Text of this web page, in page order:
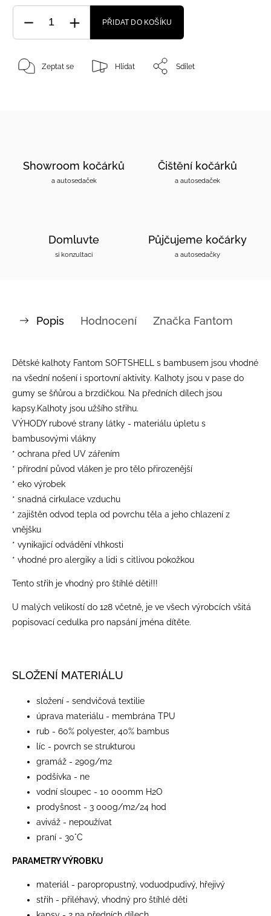
PŘIDAT DO KOŠÍKU
Zeptat se Hlídat Sdílet
Showroom kočárků
a autosedaček
Čištění kočárků
a autosedaček
Domluvte
si konzultaci
Půjčujeme kočárky
a autosedačky
Popis Hodnocení Značka Fantom
Dětské kalhoty Fantom SOFTSHELL s bambusem jsou vhodné
na všední nošení i sportovní aktivity. Kalhoty jsou v pase do
gumy se šňůrou a brzdičkou. Na předních dílech jsou
kapsy.Kalhoty jsou užšího střihu.
VÝHODY rubové strany látky - materiálu úpletu s
bambusovými vlákny
* ochrana před UV zářením
* přírodní původ vláken je pro tělo přirozenější
* eko výrobek
* snadná cirkulace vzduchu
* zajištěn odvod tepla od povrchu těla a jeho chlazení z
vnějšku
* vynikajicí odvádění vlhkosti
* vhodné pro alergiky a lidi s citlivou pokožkou
Tento střih je vhodný pro štíhlé děti!!!
​U malých velikostí do 128 včetně, je ve všech výrobcích všitá
popisovací cedulka pro napsání jména dítěte.
SLOŽENÍ MATERIÁLU
složení - sendvičová textilie
úprava materiálu - membrána TPU
rub - 60% polyester, 40% bambus
líc - povrch se strukturou
gramáž - 290g/m2
podšívka - ne
vodní sloupec - 10 000mm H2O
prodyšnost - 3 000g/m2/24 hod
aviváž - nepoužívat
praní - 30°C
PARAMETRY VÝROBKU
materiál - paropropustný, voduodpudivý, hřejivý
střih - přiléhavý, vhodný pro štíhlé děti